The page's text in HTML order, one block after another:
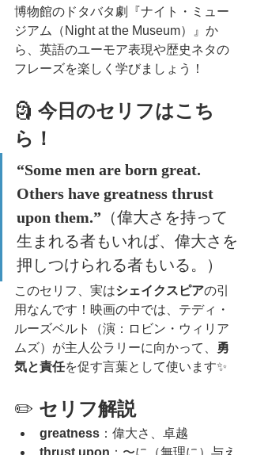
博物館のドタバタ劇『ナイト・ミュー
ジアム（Night at the Museum）』か
ら、英語のユーモア表現や歴史ネタの
フレーズを楽しく学びましょう！
🗿 今日のセリフはこち
ら！
“Some men are born great.
Others have greatness thrust
upon them.” （偉大さを持って
生まれる者もいれば、偉大さを
押しつけられる者もいる。）
このセリフ、実はシェイクスピアの引
用なんです！映画の中では、テディ・
ルーズベルト（演：ロビン・ウィリア
ムズ）が主人公ラリーに向かって、
勇
気と責任を促す言葉として使います✨
✏️ セリフ解説
greatness ：偉大さ、卓越
thrust upon ：〜に（無理に）与え